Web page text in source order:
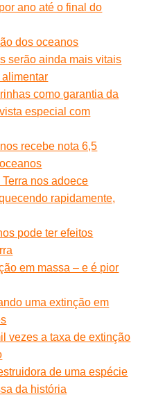
ano até o final do
dos oceanos
serão ainda mais vitais
como garantia da
especial com
recebe nota 6,5
nos adoece
rapidamente,
pode ter efeitos
em massa – e é pior
uma extinção em
vezes a taxa de extinção
de uma espécie
da história